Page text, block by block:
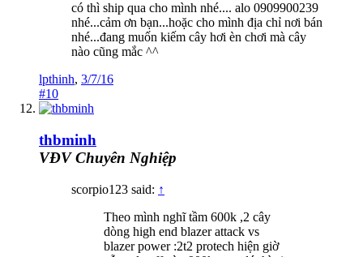
có thì ship qua cho mình nhé.... alo 0909900239
nhé...cảm ơn bạn...hoặc cho mình địa chỉ nơi bán
nhé...đang muốn kiếm cây hơi èn chơi mà cây
nào cũng mắc ^^
lpthinh, 3/7/16
#10
thbminh
VĐV Chuyên Nghiệp
scorpio123 said: ↑
Theo mình nghĩ tầm 600k ,2 cây
dòng high end blazer attack vs
blazer power :2t2 protech hiện giờ